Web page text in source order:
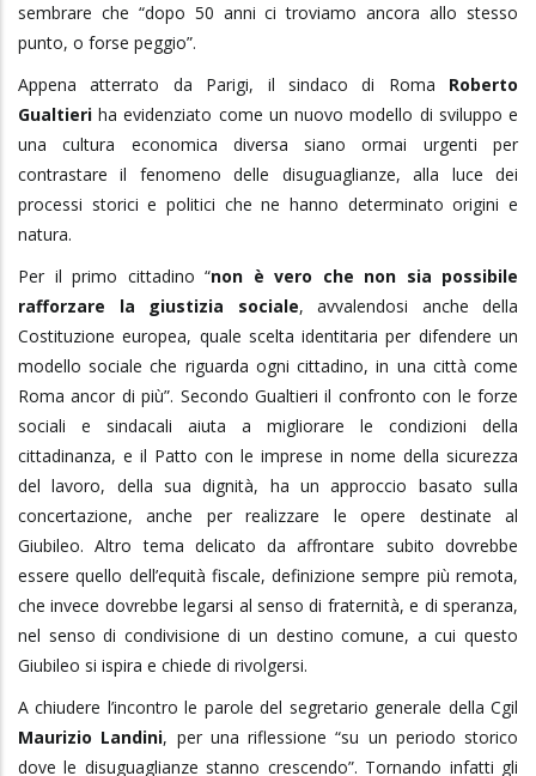
sembrare che “dopo 50 anni ci troviamo ancora allo stesso
punto, o forse peggio”.
Appena atterrato da Parigi, il sindaco di Roma Roberto
Gualtieri ha evidenziato come un nuovo modello di sviluppo e
una cultura economica diversa siano ormai urgenti per
contrastare il fenomeno delle disuguaglianze, alla luce dei
processi storici e politici che ne hanno determinato origini e
natura.
Per il primo cittadino “non è vero che non sia possibile
rafforzare la giustizia sociale, avvalendosi anche della
Costituzione europea, quale scelta identitaria per difendere un
modello sociale che riguarda ogni cittadino, in una città come
Roma ancor di più”. Secondo Gualtieri il confronto con le forze
sociali e sindacali aiuta a migliorare le condizioni della
cittadinanza, e il Patto con le imprese in nome della sicurezza
del lavoro, della sua dignità, ha un approccio basato sulla
concertazione, anche per realizzare le opere destinate al
Giubileo. Altro tema delicato da affrontare subito dovrebbe
essere quello dell’equità fiscale, definizione sempre più remota,
che invece dovrebbe legarsi al senso di fraternità, e di speranza,
nel senso di condivisione di un destino comune, a cui questo
Giubileo si ispira e chiede di rivolgersi.
A chiudere l’incontro le parole del segretario generale della Cgil
Maurizio Landini, per una riflessione “su un periodo storico
dove le disuguaglianze stanno crescendo”. Tornando infatti gli